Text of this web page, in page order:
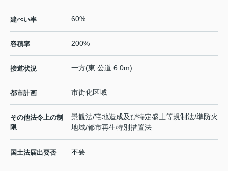
建ぺい率 60%
容積率 200%
接道状況 一方(東 公道 6.0m)
都市計画 市街化区域
その他法令上の制
限
景観法/宅地造成及び特定盛土等規制法/準防火
地域/都市再生特別措置法
国土法届出要否 不要